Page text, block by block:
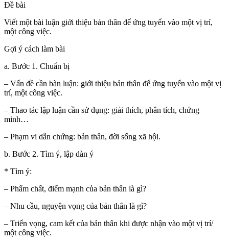
Đề bài
Viết một bài luận giới thiệu bản thân để ứng tuyển vào một vị trí,
một công việc.
Gợi ý cách làm bài
a. Bước 1. Chuẩn bị
– Vấn đề cần bàn luận: giới thiệu bản thân để ứng tuyển vào một vị
trí, một công việc.
– Thao tác lập luận cần sử dụng: giải thích, phân tích, chứng
minh…
– Phạm vi dẫn chứng: bản thân, đời sống xã hội.
b. Bước 2. Tìm ý, lập dàn ý
* Tìm ý:
– Phẩm chất, điểm mạnh của bản thân là gì?
– Nhu cầu, nguyện vọng của bản thân là gì?
– Triển vọng, cam kết của bản thân khi được nhận vào một vị trí/
một công việc.